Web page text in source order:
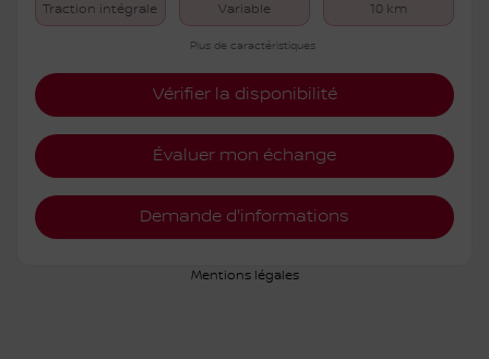
Traction intégrale Variable 10 km
Plus de caractéristiques
Vérifier la disponibilité
Évaluer mon échange
Demande d'informations
Mentions légales